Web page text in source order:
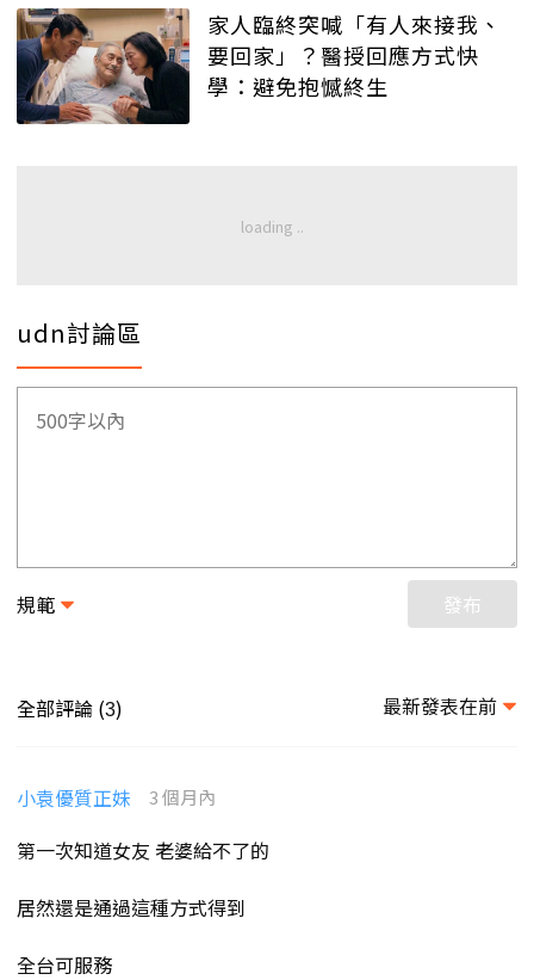
家人臨終突喊「有人來接我、
要回家」？醫授回應方式快
學：避免抱憾終生
udn討論區
規範 發布
全部評論 (3) 最新發表在前
小袁優質正妹 3 個月內
第一次知道女友 老婆給不了的
居然還是通過這種方式得到
全台可服務